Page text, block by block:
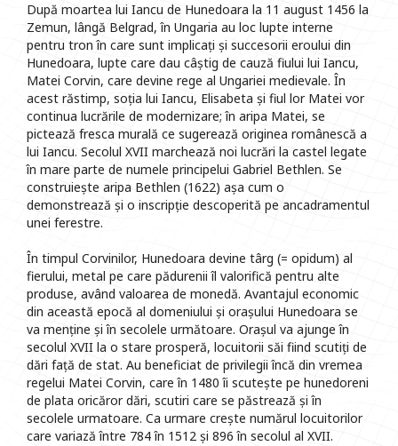
După moartea lui Iancu de Hunedoara la 11 august 1456 la
Zemun, lângă Belgrad, în Ungaria au loc lupte interne
pentru tron în care sunt implicați și succesorii eroului din
Hunedoara, lupte care dau câștig de cauză fiului lui Iancu,
Matei Corvin, care devine rege al Ungariei medievale. În
acest răstimp, soția lui Iancu, Elisabeta și fiul lor Matei vor
continua lucrările de modernizare; în aripa Matei, se
pictează fresca murală ce sugerează originea românescă a
lui Iancu. Secolul XVII marchează noi lucrări la castel legate
în mare parte de numele principelui Gabriel Bethlen. Se
construiește aripa Bethlen (1622) așa cum o
demonstrează și o inscripție descoperită pe ancadramentul
unei ferestre.
În timpul Corvinilor, Hunedoara devine târg (= opidum) al
fierului, metal pe care pădurenii îl valorifică pentru alte
produse, având valoarea de monedă. Avantajul economic
din această epocă al domeniului și orașului Hunedoara se
va menține și în secolele următoare. Orașul va ajunge în
secolul XVII la o stare prosperă, locuitorii săi fiind scutiți de
dări față de stat. Au beneficiat de privilegii încă din vremea
regelui Matei Corvin, care în 1480 îi scutește pe hunedoreni
de plata oricăror dări, scutiri care se păstrează și în
secolele urmatoare. Ca urmare crește numărul locuitorilor
care variază între 784 în 1512 și 896 în secolul al XVII.